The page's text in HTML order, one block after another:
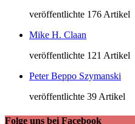
veröffentlichte 176 Artikel
Mike H. Claan
veröffentlichte 121 Artikel
Peter Beppo Szymanski
veröffentlichte 39 Artikel
Folge uns bei Facebook